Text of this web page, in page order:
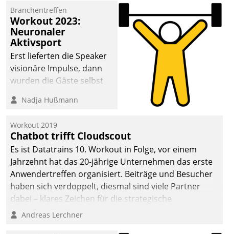
Mammutprojekte
meistern und Workloads
wuppen – bei zunehmend
anspruchsvollen
Aufgaben und
abnehmendem
Branchentreffen
Workout 2023:
Neuronaler
Aktivsport
Erst lieferten die Speaker
visionäre Impulse, dann
wurden die Gäste selbst
methodisch
Quartier. Dazwischen
zeigte Datatrain, was es
Neues zu bieten hat.
Nadja Hußmann
Workout 2019
Chatbot trifft Cloudscout
Es ist Datatrains 10. Workout in Folge, vor einem
Jahrzehnt hat das 20-jährige Unternehmen das erste
Anwendertreffen organisiert. Beiträge und Besucher
haben sich verdoppelt, diesmal sind viele Partner
dabei – klares Zeichen für die strategische
Fokussierung auf den Kunden.
Andreas Lerchner